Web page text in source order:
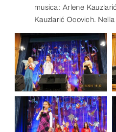
musica: Arlene
Kauzlarić Ocovich.